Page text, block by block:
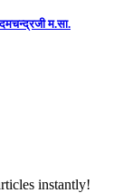
म.सा.
instantly!